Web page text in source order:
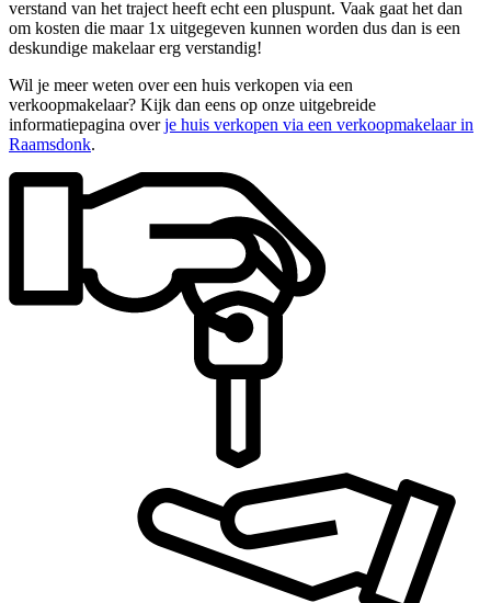
verstand van het traject heeft echt een pluspunt. Vaak gaat het dan
om kosten die maar 1x uitgegeven kunnen worden dus dan is een
deskundige makelaar erg verstandig!
Wil je meer weten over een huis verkopen via een
verkoopmakelaar? Kijk dan eens op onze uitgebreide
informatiepagina overje huis verkopen via een verkoopmakelaar in
Raamsdonk.